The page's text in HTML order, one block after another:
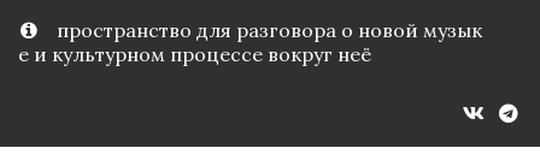
пространство для разговора о новой музык
е и культурном процессе вокруг неё